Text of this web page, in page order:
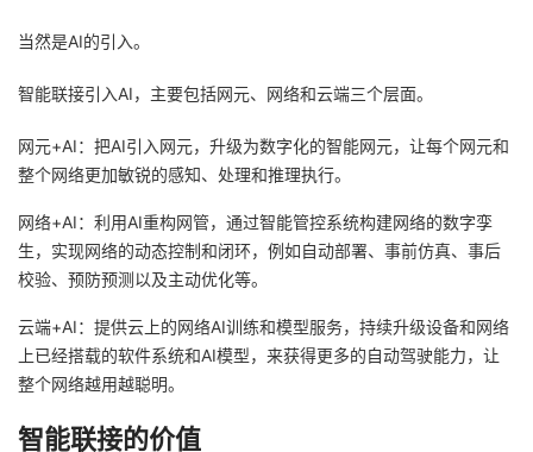
当然是AI的引入。
智能联接引入AI，主要包括网元、网络和云端三个层面。
网元+AI：把AI引入网元，升级为数字化的智能网元，让每个网元和
整个网络更加敏锐的感知、处理和推理执行。
网络+AI：利用AI重构网管，通过智能管控系统构建网络的数字孪
生，实现网络的动态控制和闭环，例如自动部署、事前仿真、事后
校验、预防预测以及主动优化等。
云端+AI：提供云上的网络AI训练和模型服务，持续升级设备和网络
上已经搭载的软件系统和AI模型，来获得更多的自动驾驶能力，让
整个网络越用越聪明。
智能联接的价值